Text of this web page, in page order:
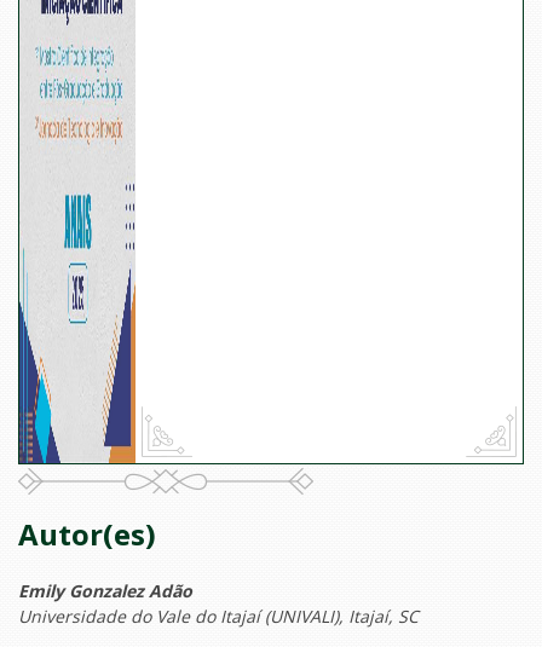
Autor(es)
Emily Gonzalez Adão
Universidade do Vale do Itajaí (UNIVALI), Itajaí, SC